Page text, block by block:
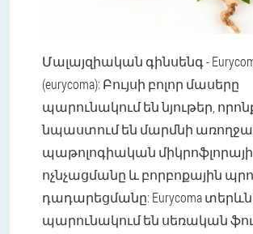
Մալայզիական գինսենգ -
(eurycoma): Բույսի բոլոր մասերը
պարունակում են նյութեր,
նպաստում են մարմնի
պաթոլոգիական միկրոֆլորայի
ոչնչացմանը և բորբոքային
դադարեցմանը: Eurycoma
պարունակում են սեռական